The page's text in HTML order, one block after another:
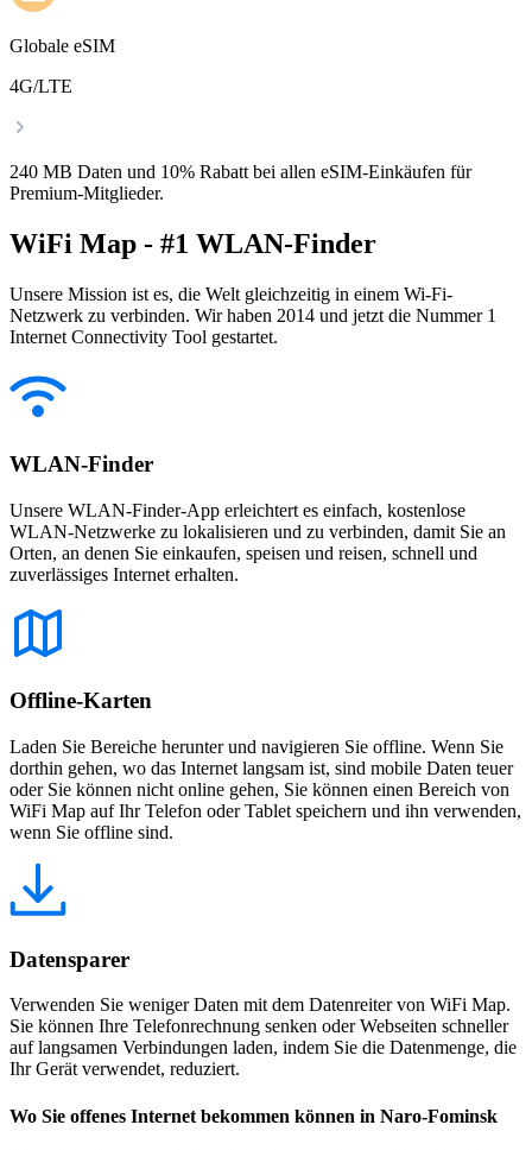
Globale eSIM
4G/LTE
240 MB Daten und 10% Rabatt bei allen eSIM-Einkäufen für
Premium-Mitglieder.
WiFi Map - #1 WLAN-Finder
Unsere Mission ist es, die Welt gleichzeitig in einem Wi-Fi-
Netzwerk zu verbinden. Wir haben 2014 und jetzt die Nummer 1
Internet Connectivity Tool gestartet.
WLAN-Finder
Unsere WLAN-Finder-App erleichtert es einfach, kostenlose
WLAN-Netzwerke zu lokalisieren und zu verbinden, damit Sie an
Orten, an denen Sie einkaufen, speisen und reisen, schnell und
zuverlässiges Internet erhalten.
Offline-Karten
Laden Sie Bereiche herunter und navigieren Sie offline. Wenn Sie
dorthin gehen, wo das Internet langsam ist, sind mobile Daten teuer
oder Sie können nicht online gehen, Sie können einen Bereich von
WiFi Map auf Ihr Telefon oder Tablet speichern und ihn verwenden,
wenn Sie offline sind.
Datensparer
Verwenden Sie weniger Daten mit dem Datenreiter von WiFi Map.
Sie können Ihre Telefonrechnung senken oder Webseiten schneller
auf langsamen Verbindungen laden, indem Sie die Datenmenge, die
Ihr Gerät verwendet, reduziert.
Wo Sie offenes Internet bekommen können in Naro-Fominsk